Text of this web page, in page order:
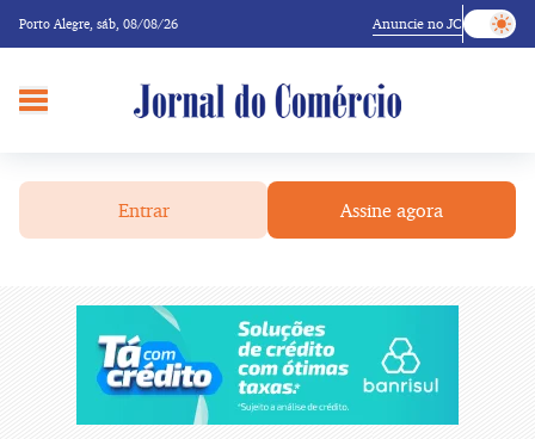
Porto Alegre, sáb, 08/08/26 Anuncie no JC
Entrar Assine agora